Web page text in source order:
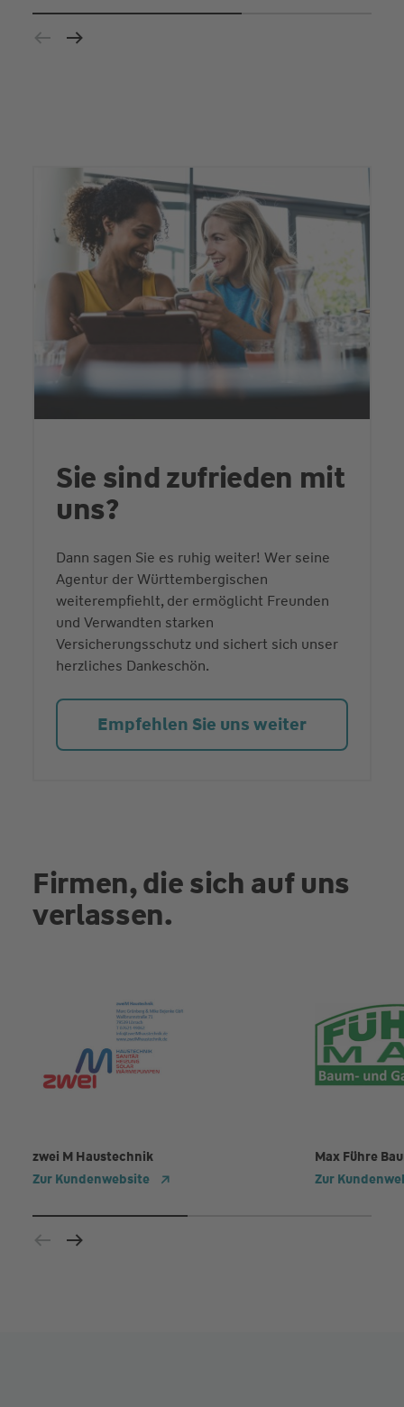
Sie sind zufrieden mit
uns?
Dann sagen Sie es ruhig weiter! Wer seine
Agentur der Württembergischen
weiterempfiehlt, der ermöglicht Freunden
und Verwandten starken
Versicherungsschutz und sichert sich unser
herzliches Dankeschön.
Empfehlen Sie uns weiter
Firmen, die sich auf uns
verlassen.
zwei M Haustechnik
Zur Kundenwebsite
Max Führe
Zur